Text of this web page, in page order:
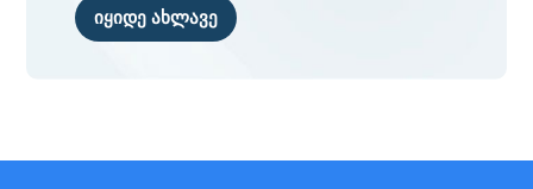
იყიდე ახლავე